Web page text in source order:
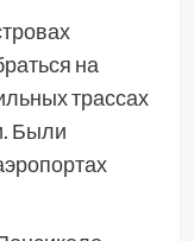
на
трассах
Были